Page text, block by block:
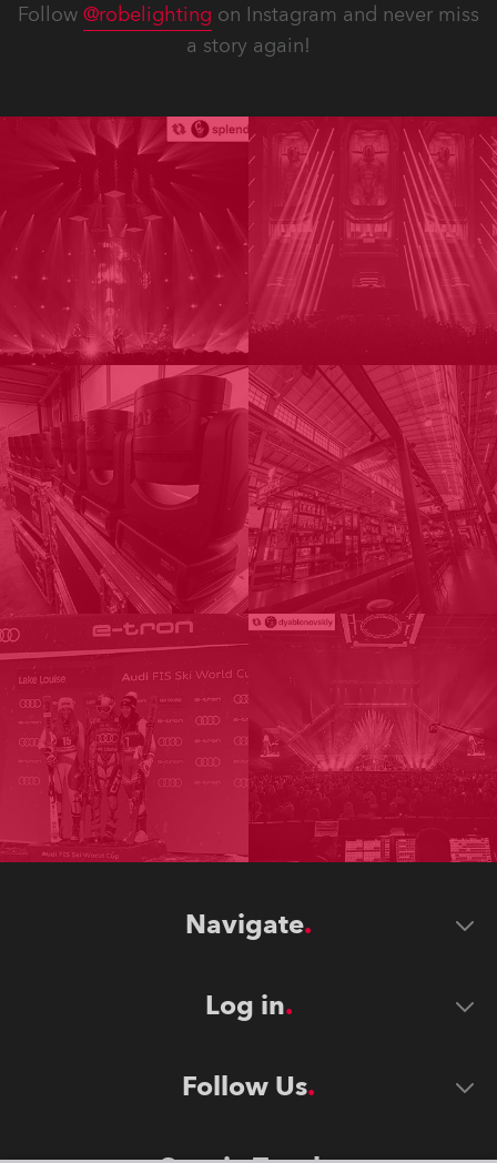
Follow @robelighting on Instagram and never miss
a story again!
Navigate
Log in
Follow Us